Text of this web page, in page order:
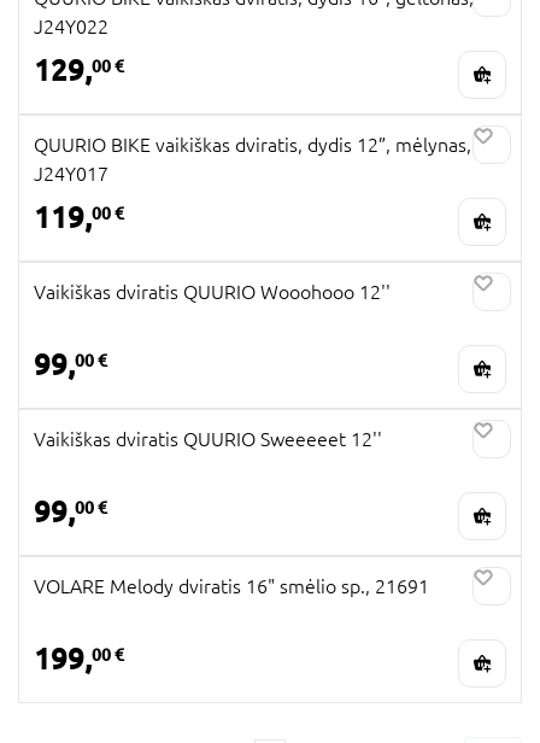
J24Y022
129,00 €
QUURIO BIKE vaikiškas dviratis, dydis 12”, mėlynas,
J24Y017
119,00 €
Vaikiškas dviratis QUURIO Wooohooo 12''
99,00 €
Vaikiškas dviratis QUURIO Sweeeeet 12''
99,00 €
VOLARE Melody dviratis 16" smėlio sp., 21691
199,00 €